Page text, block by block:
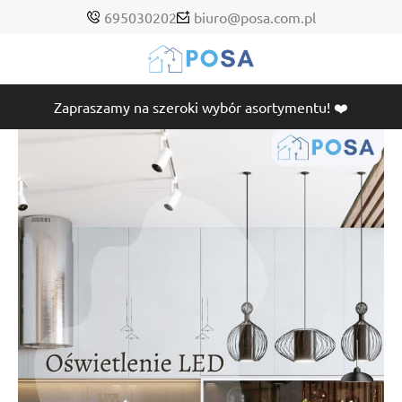
695030202 biuro@posa.com.pl
Zapraszamy na szeroki wybór asortymentu! ❤️